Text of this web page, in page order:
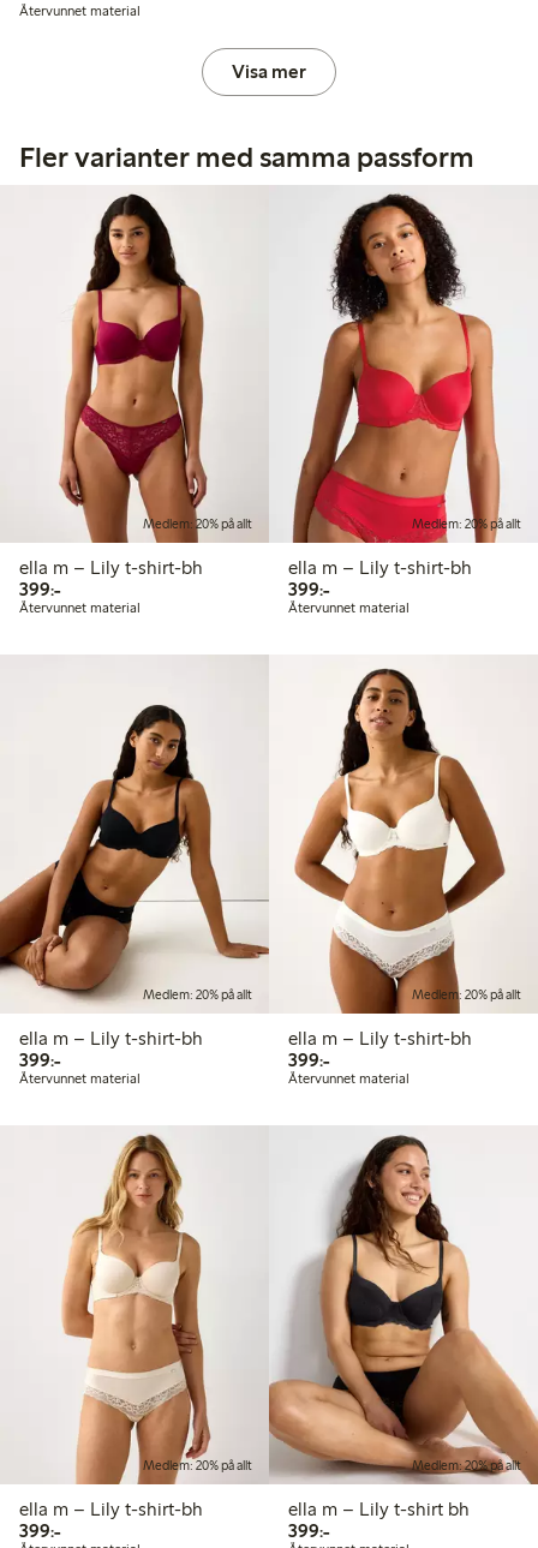
Återvunnet material
Visa mer
Fler varianter med samma passform
Medlem: 20% på allt
ella m – Lily t-shirt-bh
399:-399,00 kr
Återvunnet material
Medlem: 20% på allt
ella m – Lily t-shirt-bh
399:-399,00 kr
Återvunnet material
Medlem: 20% på allt
ella m – Lily t-shirt-bh
399:-399,00 kr
Återvunnet material
Medlem: 20% på allt
ella m – Lily t-shirt-bh
399:-399,00 kr
Återvunnet material
Medlem: 20% på allt
ella m – Lily t-shirt-bh
399:-399,00 kr
Medlem: 20% på allt
ella m – Lily t-shirt bh
399:-399,00 kr